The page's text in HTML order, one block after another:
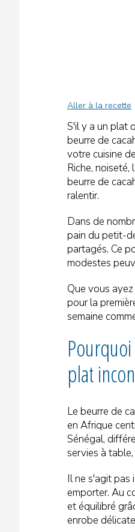
Aller à la recette
S'il y a un plat
beurre de
votre cuisine
Riche,
beurre de
ralentir.
Dans de
pain du petit-
partagés. Ce
modestes
Que vous
pour la
semaine
plat
Le beurre de
en Afrique
Sénégal,
servies à
Il ne s'agit pas
emporter. Au
et équilibré
enrobe